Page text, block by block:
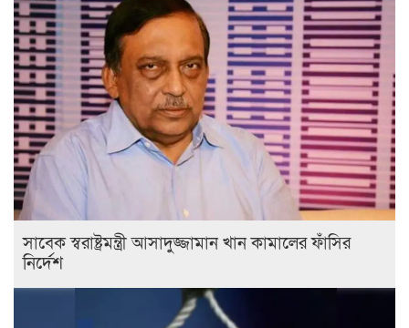
সাবেক স্বরাষ্ট্রমন্ত্রী আসাদুজ্জামান খান কামালের ফাঁসির
নির্দেশ